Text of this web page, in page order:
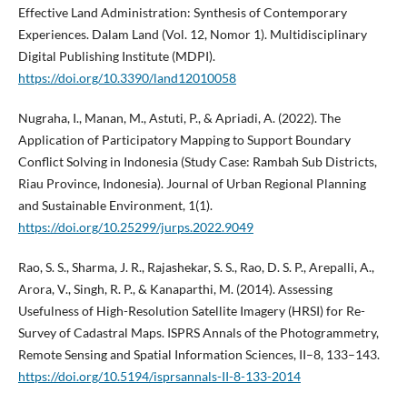
Effective Land Administration: Synthesis of Contemporary
Experiences. Dalam Land (Vol. 12, Nomor 1). Multidisciplinary
Digital Publishing Institute (MDPI).
https://doi.org/10.3390/land12010058
Nugraha, I., Manan, M., Astuti, P., & Apriadi, A. (2022). The
Application of Participatory Mapping to Support Boundary
Conflict Solving in Indonesia (Study Case: Rambah Sub Districts,
Riau Province, Indonesia). Journal of Urban Regional Planning
and Sustainable Environment, 1(1).
https://doi.org/10.25299/jurps.2022.9049
Rao, S. S., Sharma, J. R., Rajashekar, S. S., Rao, D. S. P., Arepalli, A.,
Arora, V., Singh, R. P., & Kanaparthi, M. (2014). Assessing
Usefulness of High-Resolution Satellite Imagery (HRSI) for Re-
Survey of Cadastral Maps. ISPRS Annals of the Photogrammetry,
Remote Sensing and Spatial Information Sciences, II–8, 133–143.
https://doi.org/10.5194/isprsannals-II-8-133-2014